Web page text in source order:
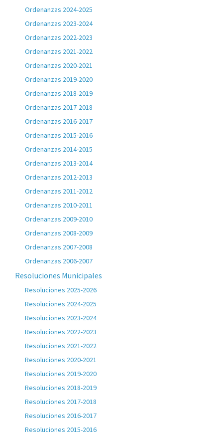
Ordenanzas 2024-2025
Ordenanzas 2023-2024
Ordenanzas 2022-2023
Ordenanzas 2021-2022
Ordenanzas 2020-2021
Ordenanzas 2019-2020
Ordenanzas 2018-2019
Ordenanzas 2017-2018
Ordenanzas 2016-2017
Ordenanzas 2015-2016
Ordenanzas 2014-2015
Ordenanzas 2013-2014
Ordenanzas 2012-2013
Ordenanzas 2011-2012
Ordenanzas 2010-2011
Ordenanzas 2009-2010
Ordenanzas 2008-2009
Ordenanzas 2007-2008
Ordenanzas 2006-2007
Resoluciones Municipales
Resoluciones 2025-2026
Resoluciones 2024-2025
Resoluciones 2023-2024
Resoluciones 2022-2023
Resoluciones 2021-2022
Resoluciones 2020-2021
Resoluciones 2019-2020
Resoluciones 2018-2019
Resoluciones 2017-2018
Resoluciones 2016-2017
Resoluciones 2015-2016